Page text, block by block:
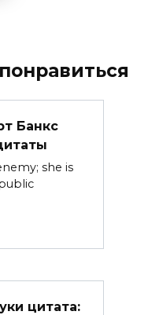
Банкс
she is
цитата: